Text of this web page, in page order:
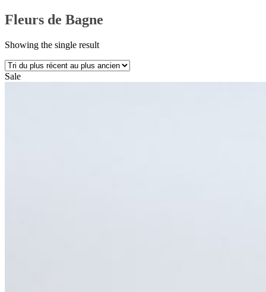
Fleurs de Bagne
Showing the single result
Sale